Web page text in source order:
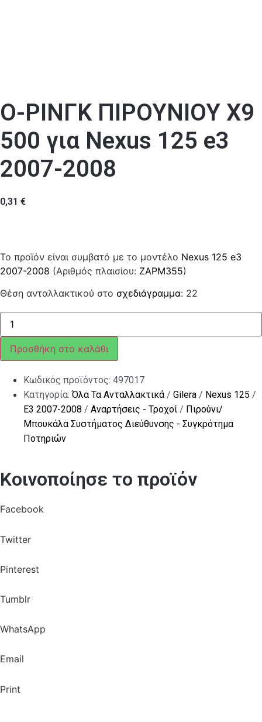
Ο-ΡΙΝΓΚ ΠΙΡΟΥΝΙΟΥ Χ9
500 για Nexus 125 e3
2007-2008
0,31 €
Το προϊόν είναι συμβατό με το μοντέλο Nexus 125 e3
2007-2008 (Αριθμός πλαισίου: ZAPM355)
Θέση ανταλλακτικού στο σχεδιάγραμμα: 22
Ο-
ΡΙΝΓΚ
ΠΙΡΟΥΝΙΟΥ
Χ9
500
ποσότητα
Προσθήκη στο καλάθι
Κωδικός προϊόντος: 497017
Κατηγορία:Όλα Τα Ανταλλακτικά/ Gilera / Nexus 125 /
E3 2007-2008 / Αναρτήσεις - Τροχοί / Πιρούνι/
Μπουκάλα Συστήματος Διεύθυνσης - Συγκρότημα
Ποτηριών
Κοινοποίησε το προϊόν
Facebook
Twitter
Pinterest
Tumblr
WhatsApp
Email
Print